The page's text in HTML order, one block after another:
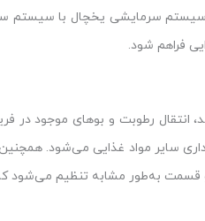
سرمایشی یخچال با سیستم
فراهم شود.
رطوبت و بوهای موجود در
سایر مواد غذایی می‌شود.
به‌طور مشابه تنظیم می‌شود